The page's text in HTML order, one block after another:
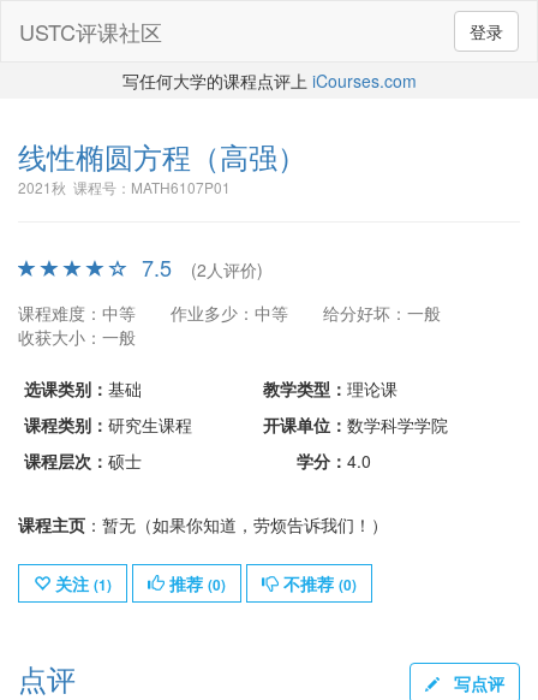
登录
USTC评课社区
写任何大学的课程点评上 iCourses.com
线性椭圆方程 （高强）
2021秋 课程号：MATH6107P01
7.5
(2人评价)
课程难度：中等
作业多少：中等
给分好坏：一般
收获大小：一般
选课类别： 基础 教学类型： 理论课
课程类别： 研究生课程 开课单位： 数学科学学院
课程层次： 硕士 学分： 4.0
课程主页 ：暂无（如果你知道，劳烦告诉我们！）
关注 (1) 推荐 (0) 不推荐 (0)
点评 写点评